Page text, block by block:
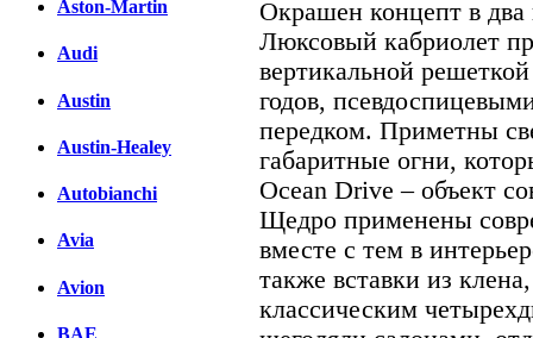
Aston-Martin
Audi
Austin
Austin-Healey
Autobianchi
Avia
Avion
BAE
Окрашен концепт в два
Люксовый кабриолет
вертикальной
годов,
передком. Приметны
габаритные огни,
Ocean Drive – объект
Щедро применены
вместе с тем в
также вставки из
классическим